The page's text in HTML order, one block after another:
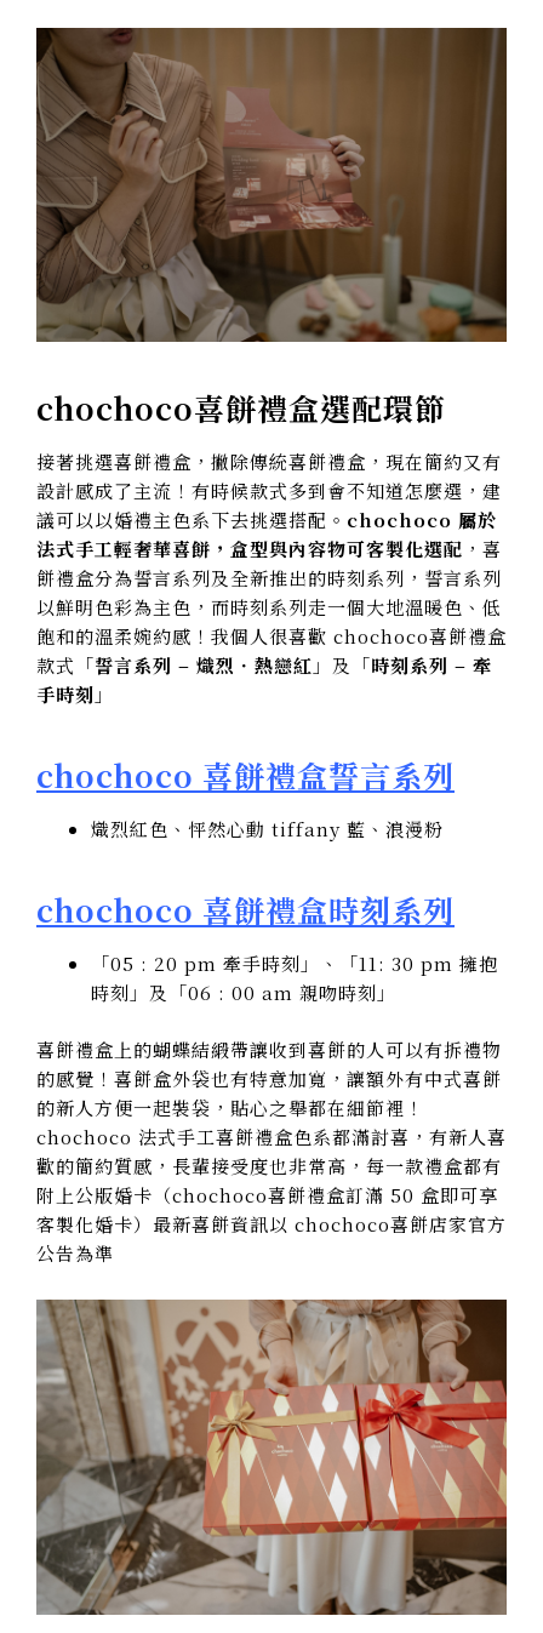
chochoco喜餅禮盒選配環節
接著挑選喜餅禮盒，撇除傳統喜餅禮盒，現在簡約又有
設計感成了主流！有時候款式多到會不知道怎麼選，建
議可以以婚禮主色系下去挑選搭配。 chochoco 屬於
法式手工輕奢華喜餅，盒型與內容物可客製化選配 ，喜
餅禮盒分為誓言系列及全新推出的時刻系列，誓言系列
以鮮明色彩為主色，而時刻系列走一個大地溫暖色、低
飽和的溫柔婉約感！我個人很喜歡 chochoco喜餅禮盒
款式「誓言系列 – 熾烈．熱戀紅 」及「時刻系列 – 牽
手時刻 」
chochoco 喜餅禮盒誓言系列
熾烈紅色、怦然心動 tiffany 藍、浪漫粉
chochoco 喜餅禮盒時刻系列
「05 : 20 pm 牽手時刻」、「11: 30 pm 擁抱
時刻」及「06 : 00 am 親吻時刻」
喜餅禮盒上的蝴蝶結緞帶讓收到喜餅的人可以有拆禮物
的感覺！喜餅盒外袋也有特意加寬，讓額外有中式喜餅
的新人方便一起裝袋，貼心之舉都在細節裡！
chochoco 法式手工喜餅禮盒色系都滿討喜，有新人喜
歡的簡約質感，長輩接受度也非常高，每一款禮盒都有
附上公版婚卡（chochoco喜餅禮盒訂滿 50 盒即可享
客製化婚卡）最新喜餅資訊以 chochoco喜餅店家官方
公告為準